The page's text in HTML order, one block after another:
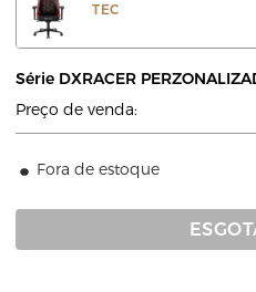
TEC
Série DXRACER
Preço de venda:
Fora de estoque